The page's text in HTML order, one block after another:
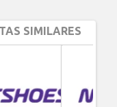
SIMILARES